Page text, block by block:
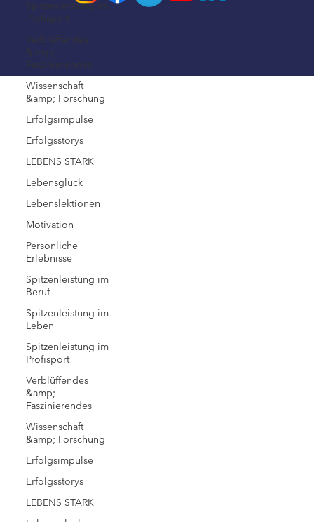
Spitzenleistung im
Profisport
Verblüffendes
&amp;
Faszinierendes
Wissenschaft
&amp; Forschung
Erfolgsimpulse
Erfolgsstorys
LEBENS STARK
Lebensglück
Lebenslektionen
Motivation
Persönliche
Erlebnisse
Spitzenleistung im
Beruf
Spitzenleistung im
Leben
Spitzenleistung im
Profisport
Verblüffendes
&amp;
Faszinierendes
Wissenschaft
&amp; Forschung
Erfolgsimpulse
Erfolgsstorys
LEBENS STARK
Datenschutz
© 2026 Steffen Kirchner Academy